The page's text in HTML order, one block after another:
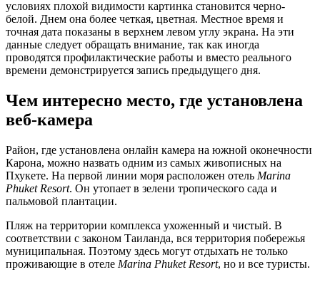
условиях плохой видимости картинка становится черно-
белой. Днем она более четкая, цветная. Местное время и
точная дата показаны в верхнем левом углу экрана. На эти
данные следует обращать внимание, так как иногда
проводятся профилактические работы и вместо реального
времени демонстрируется запись предыдущего дня.
Чем интересно место, где установлена
веб-камера
Район, где установлена онлайн камера на южной оконечности
Карона, можно назвать одним из самых живописных на
Пхукете. На первой линии моря расположен отель Marina
Phuket Resort. Он утопает в зелени тропического сада и
пальмовой плантации.
Пляж на территории комплекса ухоженный и чистый. В
соответствии с законом Таиланда, вся территория побережья
муниципальная. Поэтому здесь могут отдыхать не только
проживающие в отеле Marina Phuket Resort, но и все туристы.